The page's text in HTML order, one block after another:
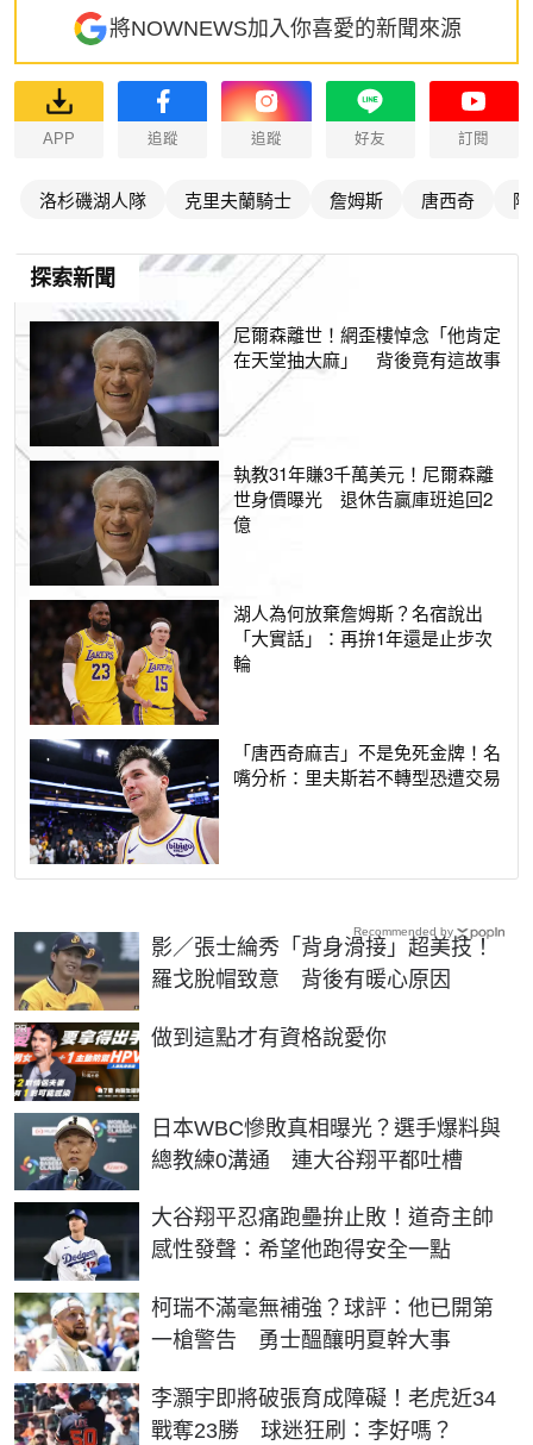
將NOWNEWS加入你喜愛的新聞來源
APP 追蹤 追蹤 好友 訂閱
洛杉磯湖人隊 克里夫蘭騎士 詹姆斯 唐西奇
探索新聞
尼爾森離世！網歪樓悼念「他肯定
在天堂抽大麻」 背後竟有這故事
執教31年賺3千萬美元！尼爾森離
世身價曝光 退休告贏庫班追回2
億
湖人為何放棄詹姆斯？名宿說出
「大實話」：再拚1年還是止步次
輪
「唐西奇麻吉」不是免死金牌！名
嘴分析：里夫斯若不轉型恐遭交易
影／張士綸秀「背身滑接」超美技！
羅戈脫帽致意 背後有暖心原因
做到這點才有資格說愛你
PR
日本WBC慘敗真相曝光？選手爆料與
總教練0溝通 連大谷翔平都吐槽
大谷翔平忍痛跑壘拚止敗！道奇主帥
感性發聲：希望他跑得安全一點
柯瑞不滿毫無補強？球評：他已開第
一槍警告 勇士醞釀明夏幹大事
李灝宇即將破張育成障礙！老虎近34
戰奪23勝 球迷狂刷：李好嗎？
Recommended by